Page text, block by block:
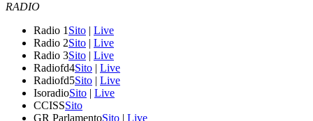
RADIO
Radio 1 Sito | Live
Radio 2Sito | Live
Radio 3Sito | Live
Radiofd4Sito | Live
Radiofd5Sito | Live
IsoradioSito | Live
CCISSSito
GR ParlamentoSito | Live